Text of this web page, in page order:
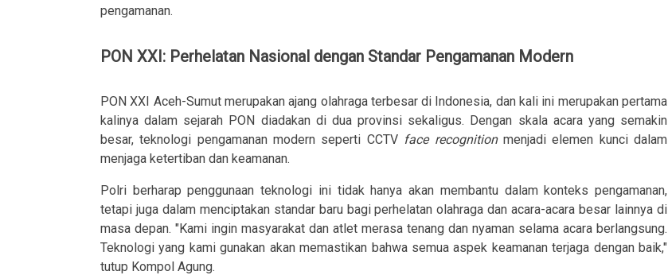
pengamanan.
PON XXI: Perhelatan Nasional dengan Standar Pengamanan Modern
PON XXI Aceh-Sumut merupakan ajang olahraga terbesar di Indonesia, dan kali ini merupakan pertama
kalinya dalam sejarah PON diadakan di dua provinsi sekaligus. Dengan skala acara yang semakin
besar, teknologi pengamanan modern seperti CCTV face recognitionmenjadi elemen kunci dalam
menjaga ketertiban dan keamanan.
Polri berharap penggunaan teknologi ini tidak hanya akan membantu dalam konteks pengamanan,
tetapi juga dalam menciptakan standar baru bagi perhelatan olahraga dan acara-acara besar lainnya di
masa depan. "Kami ingin masyarakat dan atlet merasa tenang dan nyaman selama acara berlangsung.
Teknologi yang kami gunakan akan memastikan bahwa semua aspek keamanan terjaga dengan baik,"
tutup Kompol Agung.